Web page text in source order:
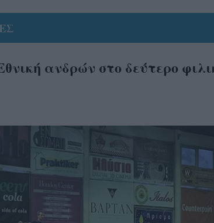
ανδρών στο δεύτερο